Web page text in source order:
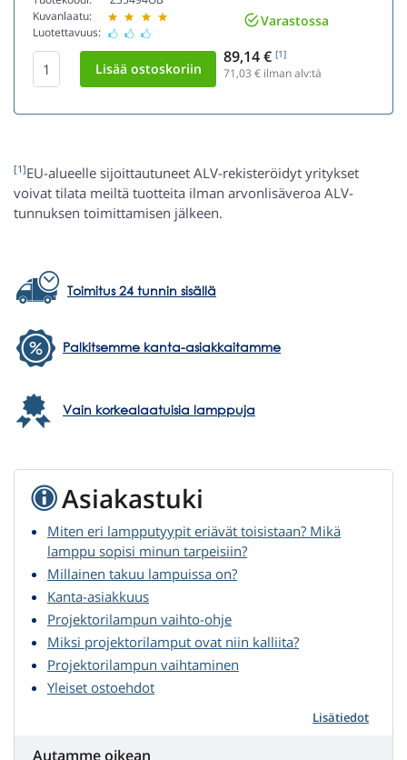
Kuvanlaatu:
Luotettavuus:
Varastossa
89,14 € [1]
71,03 € ilman alv:tä
[1]EU-alueelle sijoittautuneet ALV-rekisteröidyt yritykset
voivat tilata meiltä tuotteita ilman arvonlisäveroa ALV-
tunnuksen toimittamisen jälkeen.
Toimitus 24 tunnin sisällä
Palkitsemme kanta-asiakkaitamme
Vain korkealaatuisia lamppuja
Asiakastuki
Miten eri lampputyypit eriävät toisistaan? Mikä
lamppu sopisi minun tarpeisiin?
Millainen takuu lampuissa on?
Kanta-asiakkuus
Projektorilampun vaihto-ohje
Miksi projektorilamput ovat niin kalliita?
Projektorilampun vaihtaminen
Yleiset ostoehdot
Lisätiedot
Autamme oikean